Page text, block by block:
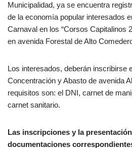
Municipalidad, ya se encuentra
de la economía popular interesados
Carnaval en los “Corsos Capitalinos
en avenida Forestal de Alto
Los interesados, deberán inscribirse
Concentración y Abasto de avenida
requisitos son: el DNI, carnet de
carnet sanitario.
Las inscripciones y la
documentaciones